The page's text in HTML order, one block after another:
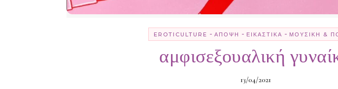
EROTICULTURE - ΆΠΟΨΗ - ΕΙΚΑΣΤΙΚΆ - ΜΟΥΣΙΚΉ &
αμφισεξουαλική
13/04/2021